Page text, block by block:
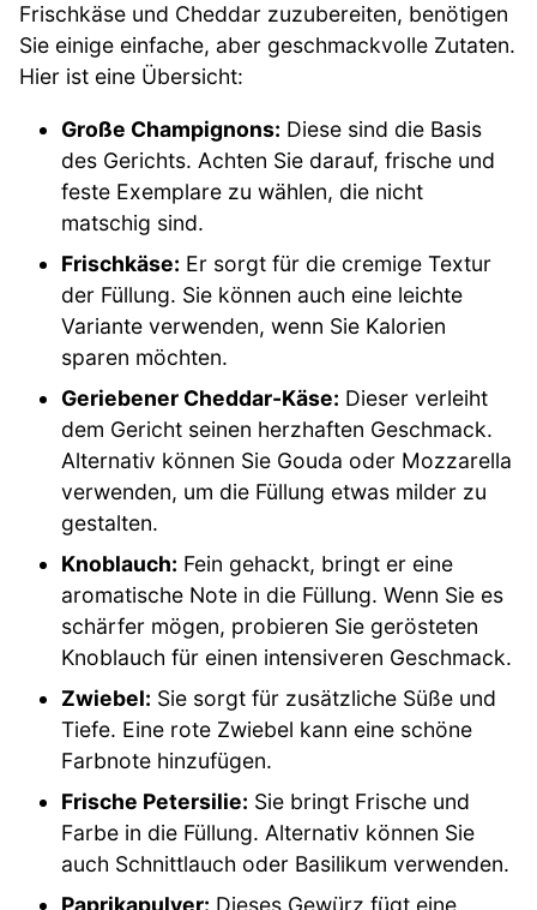
Frischkäse und Cheddar zuzubereiten, benötigen
Sie einige einfache, aber geschmackvolle Zutaten.
Hier ist eine Übersicht:
Große Champignons: Diese sind die Basis
des Gerichts. Achten Sie darauf, frische und
feste Exemplare zu wählen, die nicht
matschig sind.
Frischkäse: Er sorgt für die cremige Textur
der Füllung. Sie können auch eine leichte
Variante verwenden, wenn Sie Kalorien
sparen möchten.
Geriebener Cheddar-Käse: Dieser verleiht
dem Gericht seinen herzhaften Geschmack.
Alternativ können Sie Gouda oder Mozzarella
verwenden, um die Füllung etwas milder zu
gestalten.
Knoblauch: Fein gehackt, bringt er eine
aromatische Note in die Füllung. Wenn Sie es
schärfer mögen, probieren Sie gerösteten
Knoblauch für einen intensiveren Geschmack.
Zwiebel: Sie sorgt für zusätzliche Süße und
Tiefe. Eine rote Zwiebel kann eine schöne
Farbnote hinzufügen.
Frische Petersilie: Sie bringt Frische und
Farbe in die Füllung. Alternativ können Sie
auch Schnittlauch oder Basilikum verwenden.
Paprikapulver: Dieses Gewürz fügt eine